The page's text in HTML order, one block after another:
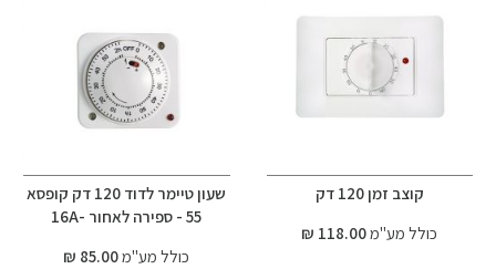
קוצב זמן 120 דק
כולל מע"מ118.00 ₪
שעון טיימר לדוד 120 דק קופסא
55 - ספירה לאחור -16A
כולל מע"מ85.00 ₪